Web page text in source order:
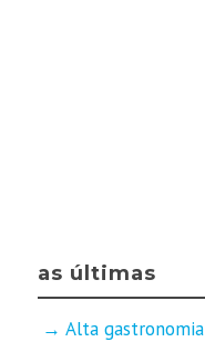
as últimas
Alta